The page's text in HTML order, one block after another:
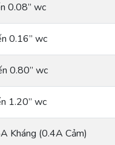
0.08” wc
0.16” wc
0.80” wc
1.20” wc
Kháng (0.4A Cảm)